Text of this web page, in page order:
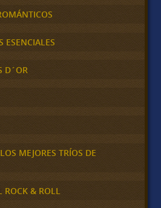
ESENCIALES
D´OR
MEJORES TRÍOS DE
ROCK & ROLL